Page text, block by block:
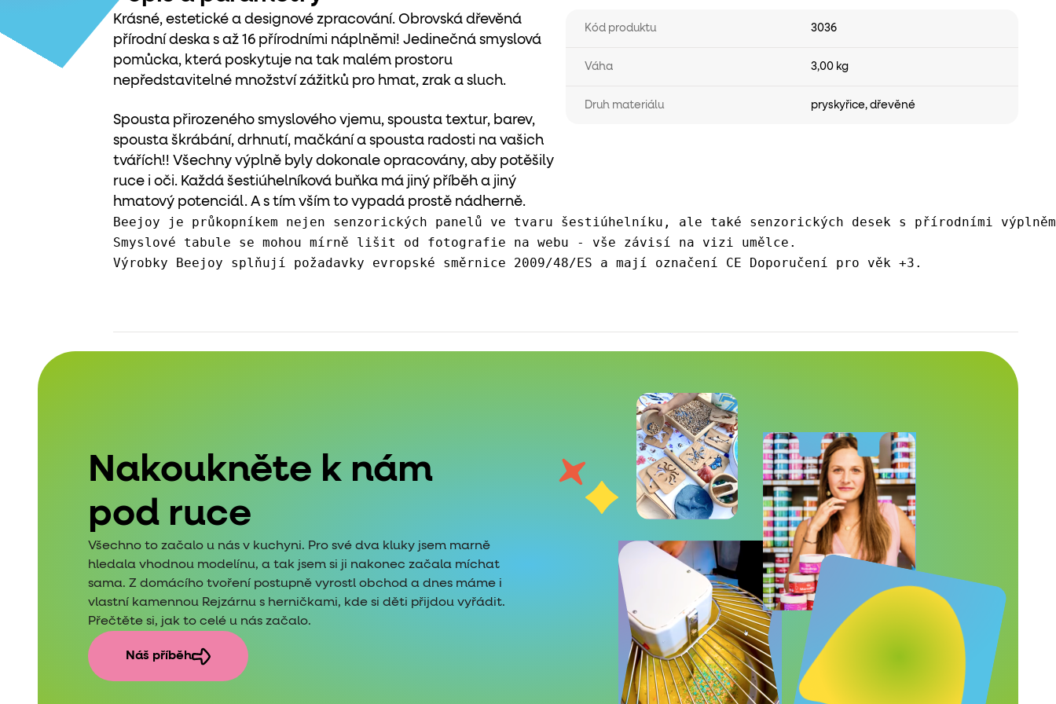
Krásné, estetické a designové zpracování. Obrovská dřevěná
přírodní deska s až 16 přírodními náplněmi! Jedinečná smyslová
pomůcka, která poskytuje na tak malém prostoru
nepředstavitelné množství zážitků pro hmat, zrak a sluch.
Spousta přirozeného smyslového vjemu, spousta textur, barev,
spousta škrábání, drhnutí, mačkání a spousta radosti na vašich
tvářích!! Všechny výplně byly dokonale opracovány, aby potěšily
ruce i oči. Každá šestiúhelníková buňka má jiný příběh a jiný
hmatový potenciál. A s tím vším to vypadá prostě nádherně.
Beejoy je průkopníkem nejen senzorických panelů ve tvaru šestiúhelníku, ale také senzorických desek s přírodními
Smyslové tabule se mohou mírně lišit od fotografie na webu - vše závisí na vizi umělce.
Výrobky Beejoy splňují požadavky evropské směrnice 2009/48/ES a mají označení CE Doporučení pro věk +3.
Kód produktu 3036
Váha 3,00 kg
Druh materiálu pryskyřice, dřevěné
Nakoukněte k nám
pod ruce
Všechno to začalo u nás v kuchyni. Pro své dva kluky jsem marně
hledala vhodnou modelínu, a tak jsem si ji nakonec začala míchat
sama. Z domácího tvoření postupně vyrostl obchod a dnes máme i
vlastní kamennou Rejzárnu s herničkami, kde si děti přijdou vyřádit.
Přečtěte si, jak to celé u nás začalo.
Náš příběh